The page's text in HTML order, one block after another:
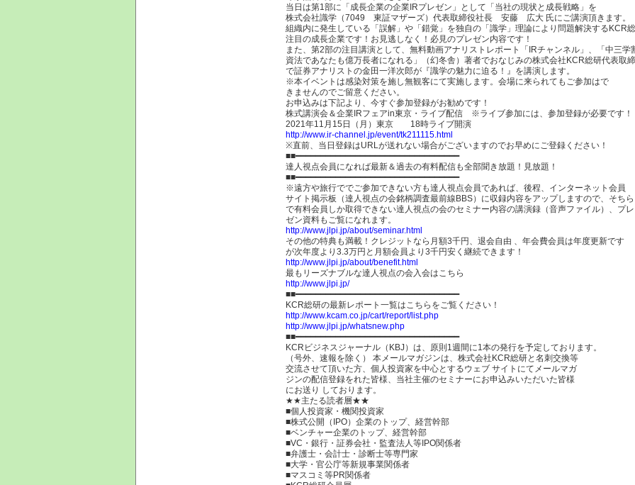
当日は第1部に「成長企業の企業IRプレゼン」として「当社の現状と成長戦略」を
株式会社識学（7049 東証マザーズ）代表取締役社長 安藤 広大 氏にご講演頂きます。
組織内に発生している「誤解」や「錯覚」を独自の「識学」理論により問題解決するKCR
注目の成長企業です！お見逃しなく！必見のプレゼン内容です！
また、第2部の注目講演として、無料動画アナリストレポート「IRチャンネル」、「中三学
資法であなたも億万長者になれる」（幻冬舎）著者でおなじみの株式会社KCR総研代表取
で証券アナリストの金田一洋次郎が『識学の魅力に迫る！』を講演します。
※本イベントは感染対策を施し無観客にて実施します。会場に来られてもご参加はで
きませんのでご留意ください。
お申込みは下記より、今すぐ参加登録がお勧めです！
株式講演会＆企業IRフェアin東京・ライブ配信 ※ライブ参加には、参加登録が必要です！
2021年11月15日（月）東京 18時ライブ開演
http://www.ir-channel.jp/event/tk211115.html
※直前、当日登録はURLが送れない場合がございますのでお早めにご登録ください！
■■━━━━━━━━━━━━━━━━━━━━━━━━━━━━━━━━━
達人視点会員になれば最新＆過去の有料配信も全部聞き放題！見放題！
■■━━━━━━━━━━━━━━━━━━━━━━━━━━━━━━━━━
※遠方や旅行ででご参加できない方も達人視点会員であれば、後程、インターネット会員
サイト掲示板（達人視点の会銘柄調査最前線BBS）に収録内容をアップしますので、そちら
で有料会員しか取得できない達人視点の会のセミナー内容の講演録（音声ファイル）、プレ
ゼン資料もご覧になれます。
http://www.jlpi.jp/about/seminar.html
その他の特典も満載！クレジットなら月額3千円、退会自由 、年会費会員は年度更新です
が次年度より3.3万円と月額会員より3千円安く継続できます！
http://www.jlpi.jp/about/benefit.html
最もリーズナブルな達人視点の会入会はこちら
http://www.jlpi.jp/
■■━━━━━━━━━━━━━━━━━━━━━━━━━━━━━━━━━
KCR総研の最新レポート一覧はこちらをご覧ください！
http://www.kcam.co.jp/cart/report/list.php
http://www.jlpi.jp/whatsnew.php
■■━━━━━━━━━━━━━━━━━━━━━━━━━━━━━━━━━
KCRビジネスジャーナル（KBJ）は、原則1週間に1本の発行を予定しております。
（号外、速報を除く） 本メールマガジンは、株式会社KCR総研と名刺交換等
交流させて頂いた方、個人投資家を中心とするウェブ サイトにてメールマガ
ジンの配信登録をれた皆様、当社主催のセミナーにお申込みいただいた皆様
にお送り しております。
★★主たる読者層★★
■個人投資家・機関投資家
■株式公開（IPO）企業のトップ、経営幹部
■ベンチャー企業のトップ、経営幹部
■VC・銀行・証券会社・監査法人等IPO関係者
■弁護士・会計士・診断士等専門家
■大学・官公庁等新規事業関係者
■マスコミ等PR関係者